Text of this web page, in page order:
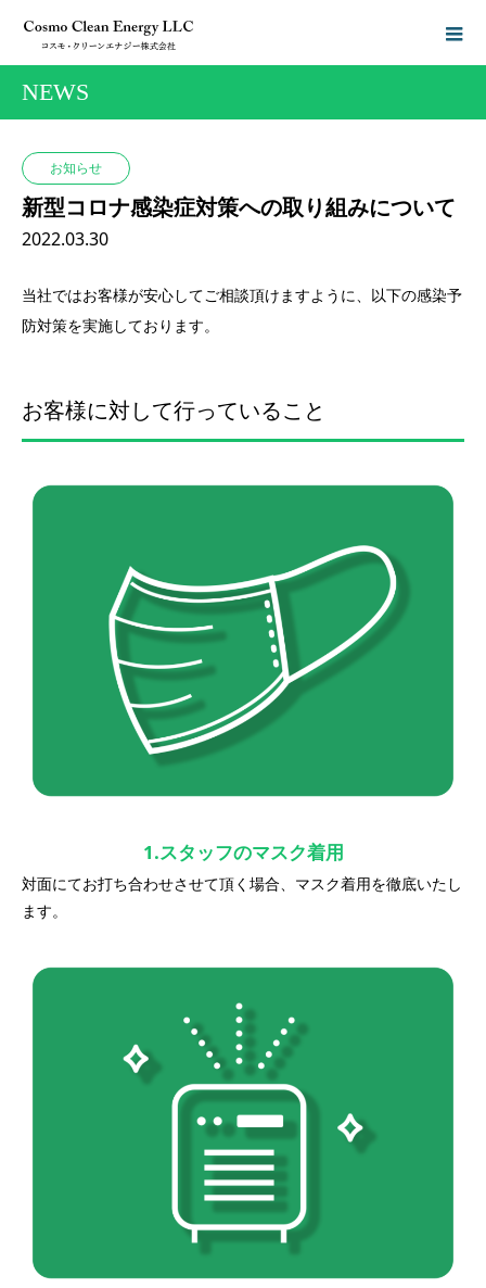
NEWS
お知らせ
新型コロナ感染症対策への取り組みについて
2022.03.30
当社ではお客様が安心してご相談頂けますように、以下の感染予
防対策を実施しております。
お客様に対して行っていること
1.スタッフのマスク着用
対面にてお打ち合わせさせて頂く場合、マスク着用を徹底いたし
ます。